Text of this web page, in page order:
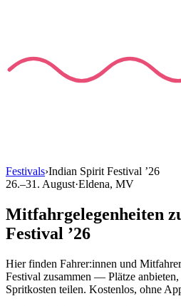
Festivals›Indian Spirit Festival ’26
26.–31. August·Eldena, MV
Mitfahrgelegenheiten
Festival ’26
Hier finden Fahrer:innen und
Festival zusammen — Plätze
Spritkosten teilen. Kostenlos, ohne